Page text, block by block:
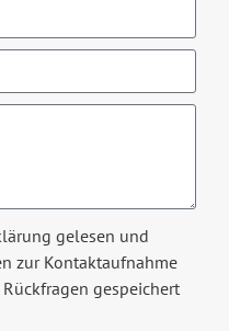
gelesen und
zur Kontaktaufnahme
gespeichert